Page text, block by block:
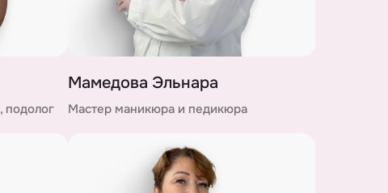
подолог
Мамедова Эльнара
Мастер маникюра и педикюра